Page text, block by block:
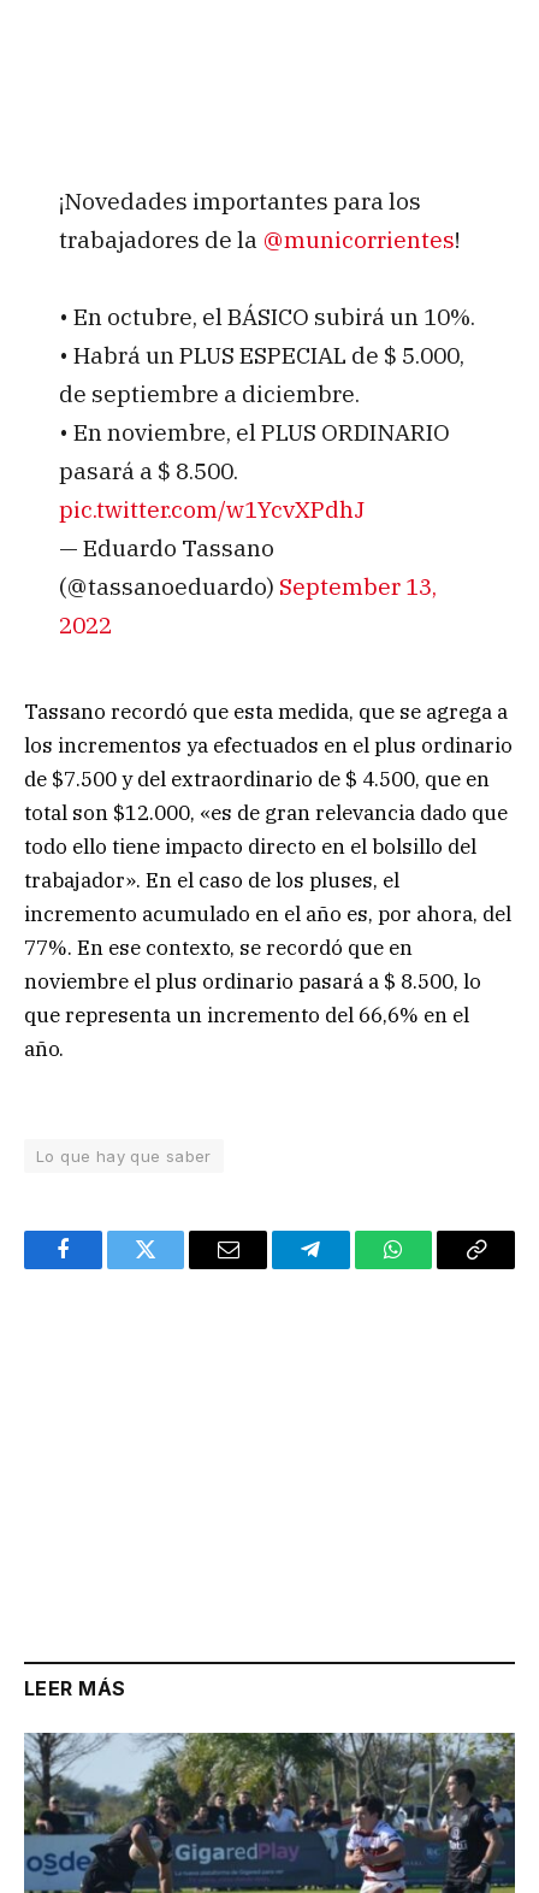
¡Novedades importantes para los
trabajadores de la @municorrientes!
• En octubre, el BÁSICO subirá un 10%.
• Habrá un PLUS ESPECIAL de $ 5.000,
de septiembre a diciembre.
• En noviembre, el PLUS ORDINARIO
pasará a $ 8.500.
pic.twitter.com/w1YcvXPdhJ
— Eduardo Tassano
(@tassanoeduardo) September 13,
2022
Tassano recordó que esta medida, que se agrega a
los incrementos ya efectuados en el plus ordinario
de $7.500 y del extraordinario de $ 4.500, que en
total son $12.000, «es de gran relevancia dado que
todo ello tiene impacto directo en el bolsillo del
trabajador». En el caso de los pluses, el
incremento acumulado en el año es, por ahora, del
77%. En ese contexto, se recordó que en
noviembre el plus ordinario pasará a $ 8.500, lo
que representa un incremento del 66,6% en el
año.
Lo que hay que saber
FacebookTwitter Email TelegramWhatsAppCopy
LEER MÁS